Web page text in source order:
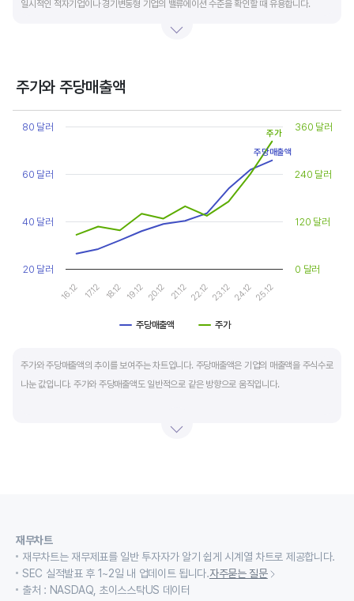
일시적인 적자기업이나 경기변동형 기업의 밸류에이션 수준을 확인할 때 유용합니다.
주가와 주당매출액
Chart
Line chart with 2 lines.
The chart has 2 Y axes displaying values, and values.
주당매출액 주가
16.12 17.12 18.12 19.12 20.12 21.12 22.12 23.12 24.12 25.12
20 달러
40 달러
60 달러
80 달러
0 달러
120 달러
240 달러
360 달러
주당매출액
주가
주가와 주당매출액의 추이를 보여주는 차트입니다. 주당매출액은 기업의 매출액을 주식수로
나눈 값입니다. 주가와 주당매출액도 일반적으로 같은 방향으로 움직입니다.
재무차트
재무차트는 재무제표를 일반 투자자가 알기 쉽게 시계열 차트로 제공합니다.
SEC 실적발표 후 1~2일 내 업데이트 됩니다.자주묻는 질문
출처 : NASDAQ, 초이스스탁US 데이터